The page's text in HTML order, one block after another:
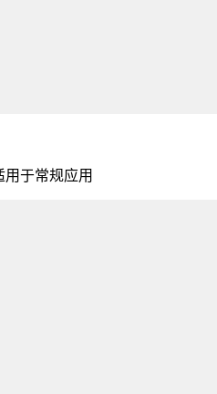
于常规应用